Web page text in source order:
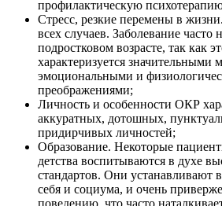
профилактическую
Стресс, резкие перемены в
всех случаев. Заболевание часто
подростковом возрасте, так как
характеризуется значительными
эмоциональными и
преображениями;
Личность и особенности ОКР
аккуратных, дотошных,
придирчивых личностей;
Образование. Некоторые
детства воспитываются в духе
стандартов. Они устанавливают
себя и социума, и очень
поведению, что часто